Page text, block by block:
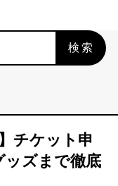
検索
チケット申
ッズまで徹底